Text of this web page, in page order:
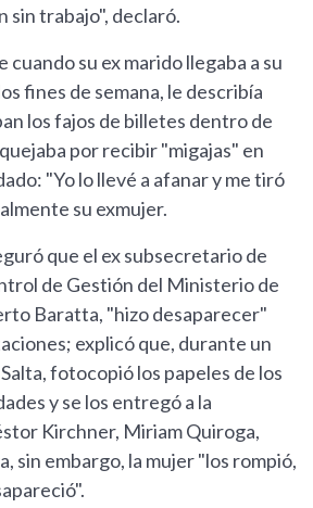
sin trabajo", declaró.
cuando su ex marido llegaba a su
fines de semana, le describía
los fajos de billetes dentro de
por recibir "migajas" en
"Yo lo llevé a afanar y me tiró
su exmujer.
que el ex subsecretario de
de Gestión del Ministerio de
Baratta, "hizo desaparecer"
explicó que, durante un
fotocopió los papeles de los
y se los entregó a la
Kirchner, Miriam Quiroga,
sin embargo, la mujer "los rompió,